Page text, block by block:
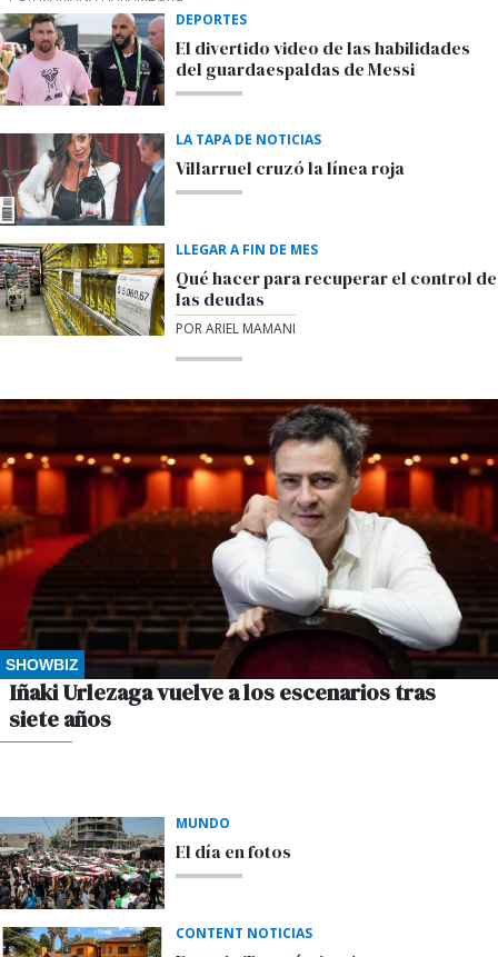
DEPORTES
El divertido video de las habilidades
del guardaespaldas de Messi
LA TAPA DE NOTICIAS
Villarruel cruzó la línea roja
LLEGAR A FIN DE MES
Qué hacer para recuperar el control de
las deudas
POR ARIEL MAMANI
SHOWBIZ
Iñaki Urlezaga vuelve a los escenarios tras
siete años
MUNDO
El día en fotos
CONTENT NOTICIAS